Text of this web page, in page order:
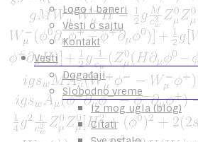
Logo i baneri
Vesti o sajtu
Kontakt
Vesti
Događaji
Slobodno vreme
Iz mog ugla (blog)
Citati